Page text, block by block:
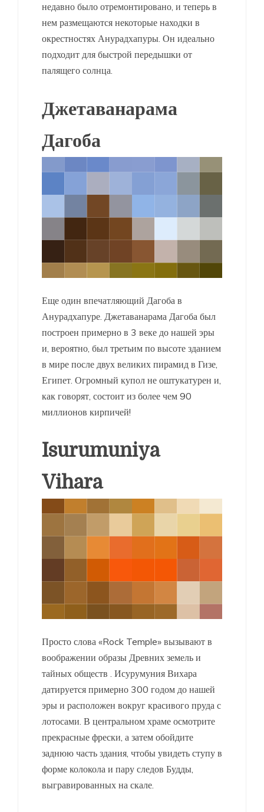
недавно было отремонтировано, и теперь в
нем размещаются некоторые находки в
окрестностях Анурадхапуры. Он идеально
подходит для быстрой передышки от
палящего солнца.
Джетаванарама
Дагоба
Еще один впечатляющий Дагоба в
Анурадхапуре. Джетаванарама Дагоба был
построен примерно в 3 веке до нашей эры
и, вероятно, был третьим по высоте зданием
в мире после двух великих пирамид в Гизе,
Египет. Огромный купол не оштукатурен и,
как говорят, состоит из более чем 90
миллионов кирпичей!
Isurumuniya
Vihara
Просто слова «Rock Temple» вызывают в
воображении образы Древних земель и
тайных обществ . Исурумуния Вихара
датируется примерно 300 годом до нашей
эры и расположен вокруг красивого пруда с
лотосами. В центральном храме осмотрите
прекрасные фрески, а затем обойдите
заднюю часть здания, чтобы увидеть ступу в
форме колокола и пару следов Будды,
выгравированных на скале.